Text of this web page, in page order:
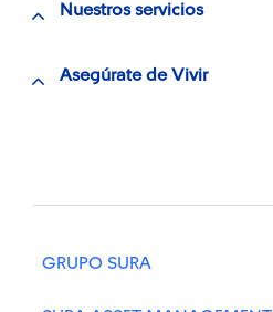
Nuestros servicios
Asegúrate de Vivir
GRUPO SURA